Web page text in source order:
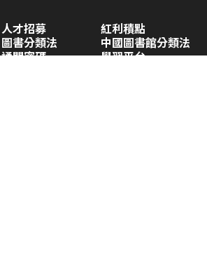
人才招募
紅利積點
圖書分類法
中國圖書館分類法
通關密碼
學習平台